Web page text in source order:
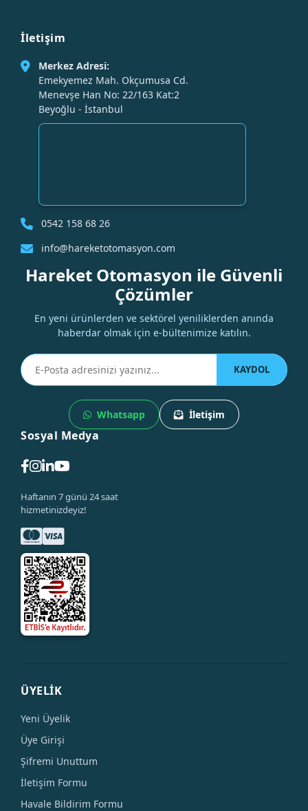
İletişim
Merkez Adresi:
Emekyemez Mah. Okçumusa Cd.
Menevşe Han No: 22/163 Kat:2
Beyoğlu - İstanbul
0542 158 68 26
info@hareketotomasyon.com
Hareket Otomasyon ile Güvenli
Çözümler
En yeni ürünlerden ve sektörel yeniliklerden anında
haberdar olmak için e-bültenimize katılın.
KAYDOL
Whatsapp İletişim
Sosyal Medya
Haftanın 7 günü 24 saat
hizmetinizdeyiz!
ÜYELİK
Yeni Üyelik
Üye Girişi
Şifremi Unuttum
İletişim Formu
Havale Bildirim Formu